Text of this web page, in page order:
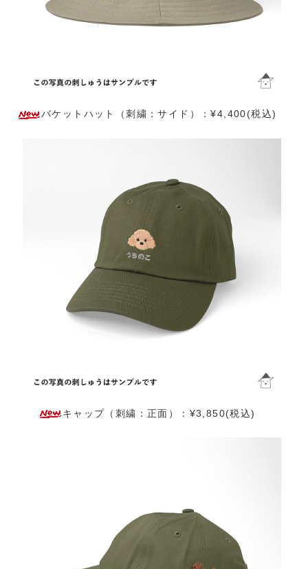
バケットハット（刺繍：サイド）：¥4,400(税込)
キャップ（刺繍：正面）：¥3,850(税込)